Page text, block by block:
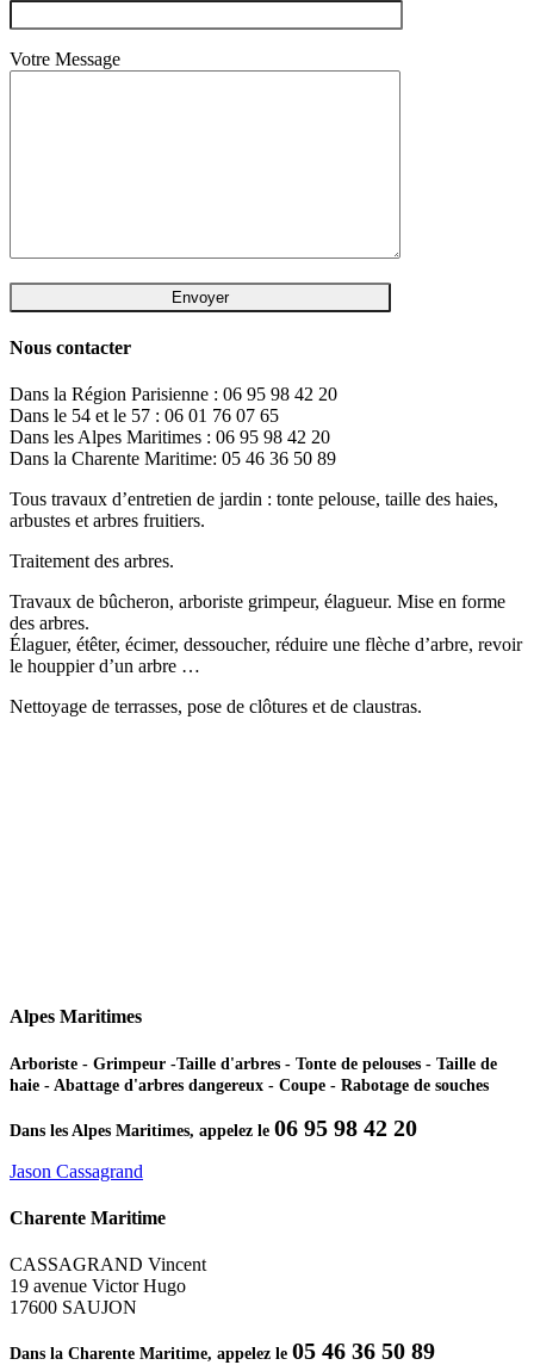
Votre Message
Nous contacter
Dans la Région Parisienne : 06 95 98 42 20
Dans le 54 et le 57 : 06 01 76 07 65
Dans les Alpes Maritimes : 06 95 98 42 20
Dans la Charente Maritime: 05 46 36 50 89
Tous travaux d’entretien de jardin : tonte pelouse, taille des haies,
arbustes et arbres fruitiers.
Traitement des arbres.
Travaux de bûcheron, arboriste grimpeur, élagueur. Mise en forme
des arbres.
Élaguer, étêter, écimer, dessoucher, réduire une flèche d’arbre, revoir
le houppier d’un arbre …
Nettoyage de terrasses, pose de clôtures et de claustras.
Alpes Maritimes
Arboriste - Grimpeur -Taille d'arbres - Tonte de pelouses - Taille de
haie - Abattage d'arbres dangereux - Coupe - Rabotage de souches
Dans les Alpes Maritimes, appelez le 06 95 98 42 20
Jason Cassagrand
Charente Maritime
CASSAGRAND Vincent
19 avenue Victor Hugo
17600 SAUJON
Dans la Charente Maritime, appelez le 05 46 36 50 89